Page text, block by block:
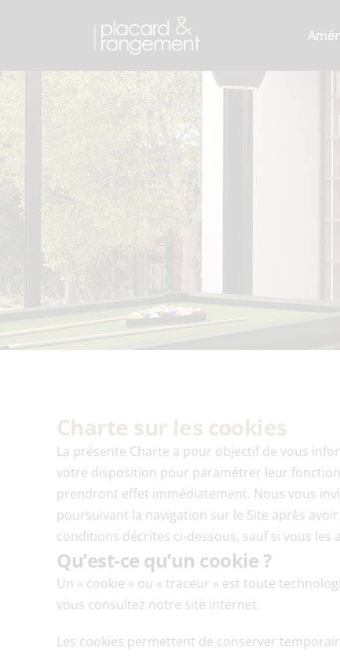
Charte sur les cookies
La présente Charte a pour objectif de vous
votre disposition pour paramétrer leur
prendront effet immédiatement. Nous vous
poursuivant la navigation sur le Site après
conditions décrites ci-dessous, sauf si vous les
Qu’est-ce qu’un cookie ?
Un « cookie » ou « traceur » est toute
vous consultez notre site internet.
Les cookies permettent de conserver